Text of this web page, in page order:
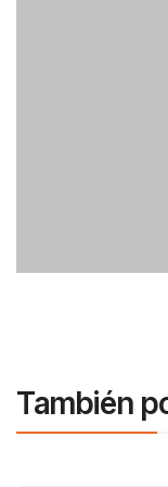
También